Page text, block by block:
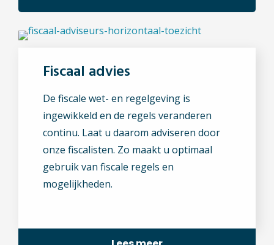
Fiscaal advies
De fiscale wet- en regelgeving is
ingewikkeld en de regels veranderen
continu. Laat u daarom adviseren door
onze fiscalisten. Zo maakt u optimaal
gebruik van fiscale regels en
mogelijkheden.